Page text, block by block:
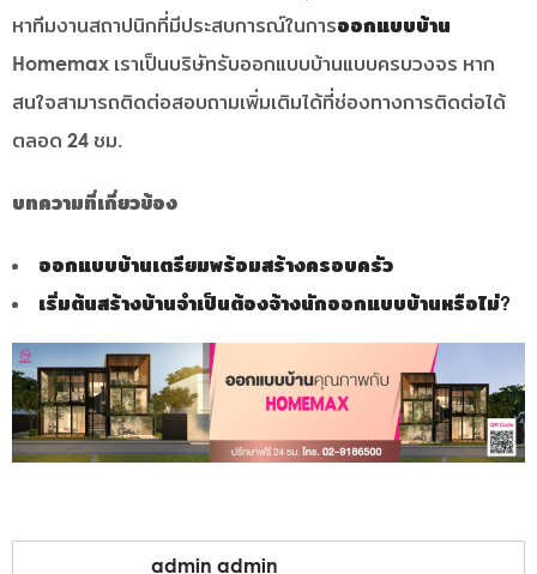
หาทีมงานสถาปนิกที่มีประสบการณ์ในการออกแบบบ้าน
Homemax เราเป็นบริษัทรับออกแบบบ้านแบบครบวงจร หาก
สนใจสามารถติดต่อสอบถามเพิ่มเติมได้ที่ช่องทางการติดต่อได้
ตลอด 24 ชม.
บทความที่เกี่ยวข้อง
ออกแบบบ้านเตรียมพร้อมสร้างครอบครัว
เริ่มต้นสร้างบ้านจำเป็นต้องจ้างนักออกแบบบ้านหรือไม่?
admin admin